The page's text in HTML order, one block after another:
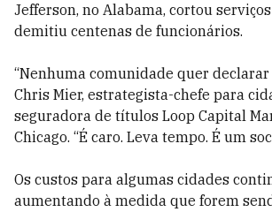
Jefferson, no Alabama, cortou
demitiu centenas de funcionários.
“Nenhuma comunidade quer declarar
Chris Mier, estrategista-chefe para
seguradora de títulos Loop Capital
Chicago. “É caro. Leva tempo. É um
Os custos para algumas cidades
aumentando à medida que forem